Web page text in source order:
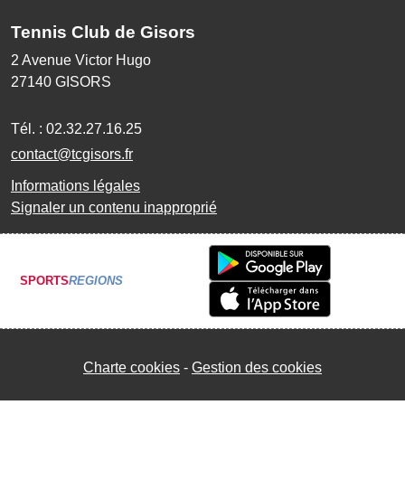
Tennis Club de Gisors
2 Avenue Victor Hugo
27140 GISORS
Tél. : 02.32.27.16.25
contact@tcgisors.fr
Informations légales
Signaler un contenu inapproprié
SPORTSREGIONS
Charte cookies Gestion des cookies